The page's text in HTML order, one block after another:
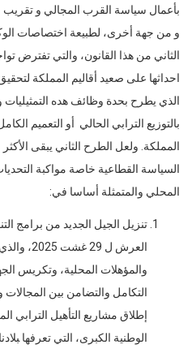
بأعمال سياسة القرب المجالي و تقريب
و من جهة أخرى، لطبيعة اختصاصات
الثاني من هذا القانون، والتي تفترض
احداثها على صعيد أقاليم المملكة
الذي يطرح بحدة وظائف هده التمثيليات
بالتوزيع الترابي الحالي أو التعميم
المملكة. ولعل الطرح الثاني يبقى
السياسة القطاعية خاصة مواكبة
المحلي والمتمثلة أساسا في:
تنزيل الجيل الجديد ﻣﻦ ﺑﺮاﻣﺞ
العرش ل
والمؤهلات اﻟﻤﺤﻠﻴﺔ، وتكرﻳﺲ
التكامل واﻟﺘﻀﺎﻣﻦ ﺑﻴﻦ اﻟﻤﺠﺎﻻت
إﻃﻼق ﻣﺸﺎرﻳﻊ اﻟﺘﺄﻫﻴﻞ الترابي
اﻟﻮﻃﻨﻴﺔ الكبرى، التي ﺗﻌﺮﻓﻬﺎ